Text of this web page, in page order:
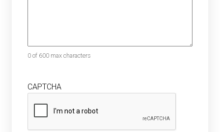
0 of 600 max characters
CAPTCHA